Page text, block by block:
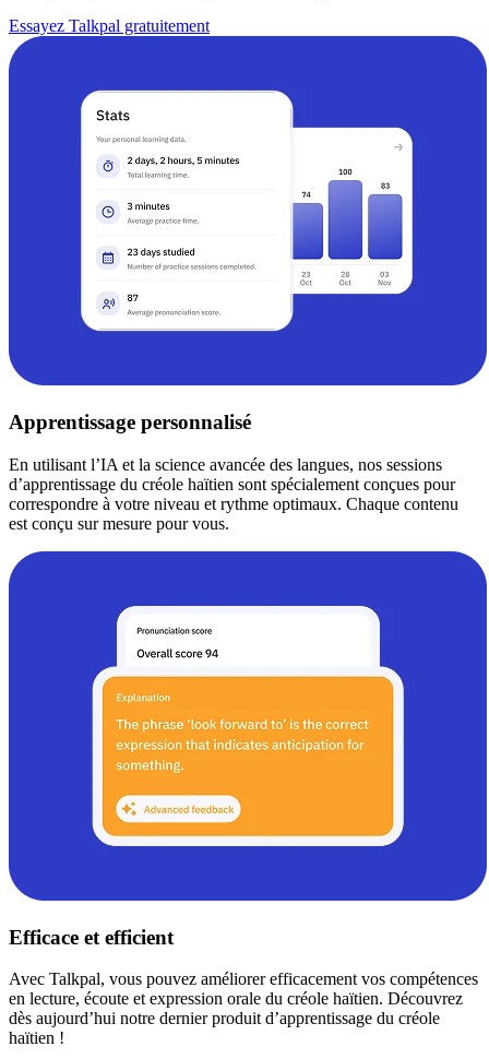
Essayez Talkpal gratuitement
Apprentissage personnalisé
En utilisant l’IA et la science avancée des langues, nos sessions
d’apprentissage du créole haïtien sont spécialement conçues pour
correspondre à votre niveau et rythme optimaux. Chaque contenu
est conçu sur mesure pour vous.
Efficace et efficient
Avec Talkpal, vous pouvez améliorer efficacement vos compétences
en lecture, écoute et expression orale du créole haïtien. Découvrez
dès aujourd’hui notre dernier produit d’apprentissage du créole
haïtien !